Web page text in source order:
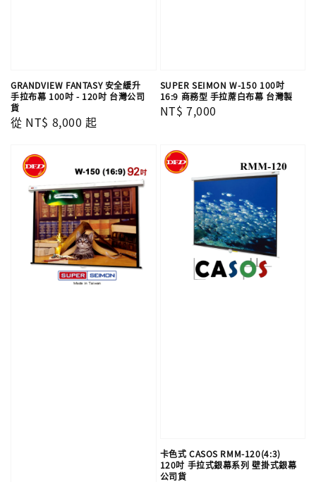
GRANDVIEW FANTASY 安全緩升
手拉布幕 100吋 - 120吋 台灣公司
貨
Regular
從 NT$ 8,000 起
SUPER SEIMON W-150 100吋
16:9 商務型 手拉蓆白布幕 台灣製
Regular
NT$ 7,000
卡色式 CASOS RMM-120(4:3)
120吋 手拉式銀幕系列 壁掛式銀幕
公司貨